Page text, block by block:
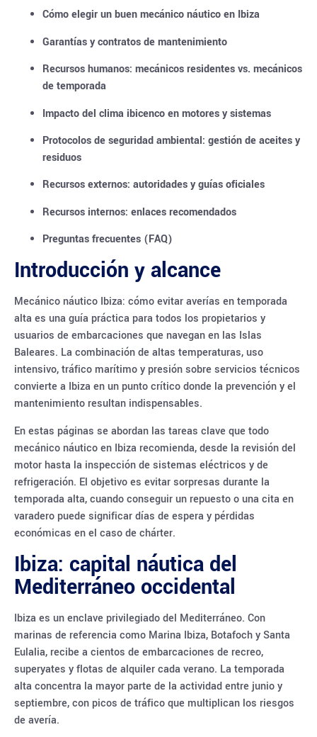
Cómo elegir un buen mecánico náutico en Ibiza
Garantías y contratos de mantenimiento
Recursos humanos: mecánicos residentes vs. mecánicos
de temporada
Impacto del clima ibicenco en motores y sistemas
Protocolos de seguridad ambiental: gestión de aceites y
residuos
Recursos externos: autoridades y guías oficiales
Recursos internos: enlaces recomendados
Preguntas frecuentes (FAQ)
Introducción y alcance
Mecánico náutico Ibiza: cómo evitar averías en temporada
alta es una guía práctica para todos los propietarios y
usuarios de embarcaciones que navegan en las Islas
Baleares. La combinación de altas temperaturas, uso
intensivo, tráfico marítimo y presión sobre servicios técnicos
convierte a Ibiza en un punto crítico donde la prevención y el
mantenimiento resultan indispensables.
En estas páginas se abordan las tareas clave que todo
mecánico náutico en Ibiza recomienda, desde la revisión del
motor hasta la inspección de sistemas eléctricos y de
refrigeración. El objetivo es evitar sorpresas durante la
temporada alta, cuando conseguir un repuesto o una cita en
varadero puede significar días de espera y pérdidas
económicas en el caso de chárter.
Ibiza: capital náutica del
Mediterráneo occidental
Ibiza es un enclave privilegiado del Mediterráneo. Con
marinas de referencia como Marina Ibiza, Botafoch y Santa
Eulalia, recibe a cientos de embarcaciones de recreo,
superyates y flotas de alquiler cada verano. La temporada
alta concentra la mayor parte de la actividad entre junio y
septiembre, con picos de tráfico que multiplican los riesgos
de avería.